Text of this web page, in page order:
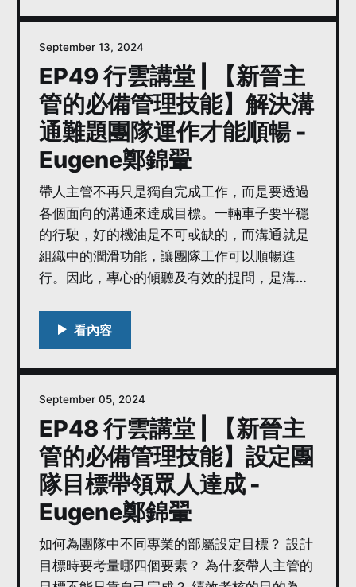
願，採用不同的方式來進行。學習列車的第一
個停靠站即將抵達，有了這四個關鍵技能，經
理們可以站穩腳步，迎接不同於個人工作者的
挑戰。面對更多其它管理的議題，老師還有更
多可以幫助各位，歡迎到網站內加以了解囉！
＃優駿企管顧問有限公司 www.ugc.com.tw
＝本集重點＝ * 對部屬的行為目標，帶人主管
要如何回饋？ * 何時是主管應發揮領導的時
機？ * 領導可分為哪三種面向？ * 靈活的意義
為何？什麼才是靈活的領導？ * 根據部屬的意
願及能力，主管應採用適合的領導方式。 留言
https://open.firstory.me/user/ckmc
EP49 行雲講堂 | 【新晉主
管的必備管理技能】解決溝
通難題團隊運作才能順暢 -
Eugene鄭錦翬
帶人主管不再只是獨自完成工作，而是要透過
各個面向的溝通來達成目標。一輛車子要平穩
的行駛，好的機油是不可或缺的，而溝通就是
組織中的潤滑功能，讓團隊工作可以順暢進
行。因此，專心的傾聽及有效的提問，是溝通
September 13, 2024
EP48 行雲講堂 | 【新晉主
管的必備管理技能】設定團
隊目標帶領眾人達成 -
Eugene鄭錦翬
如何為團隊中不同專業的部屬設定目標？ 設計
目標時要考量哪四個要素？ 為什麼帶人主管的
September 05, 2024